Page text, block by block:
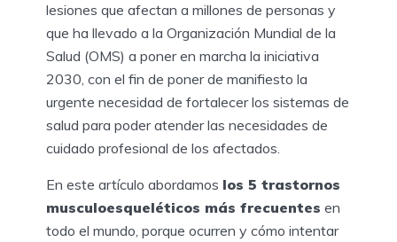
lesiones que afectan a millones de personas y
que ha llevado a la Organización Mundial de la
Salud (OMS) a poner en marcha la iniciativa
2030, con el fin de poner de manifiesto la
urgente necesidad de fortalecer los sistemas de
salud para poder atender las necesidades de
cuidado profesional de los afectados.
En este artículo abordamos los 5 trastornos
musculoesqueléticos más frecuentes en
todo el mundo, porque ocurren y cómo intentar